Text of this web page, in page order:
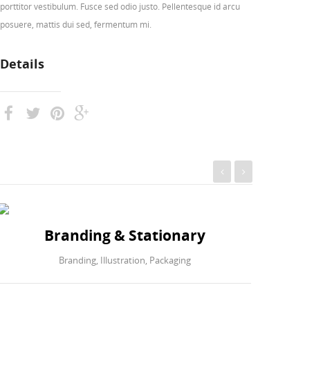
porttitor vestibulum. Fusce sed odio justo. Pellentesque id arcu
posuere, mattis dui sed, fermentum mi.
Details
Branding & Stationary
Branding, Illustration, Packaging